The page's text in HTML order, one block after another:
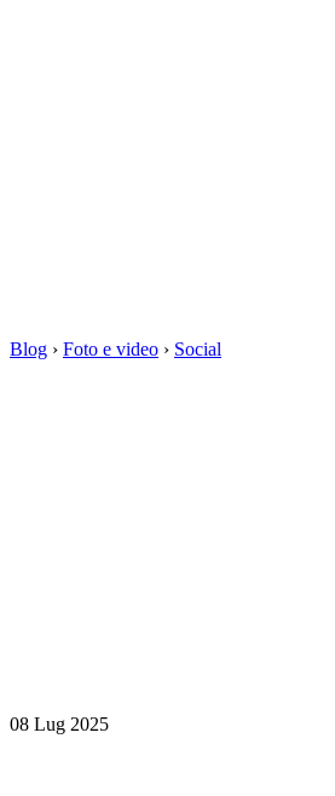
Blog › Foto e video › Social
08 Lug 2025